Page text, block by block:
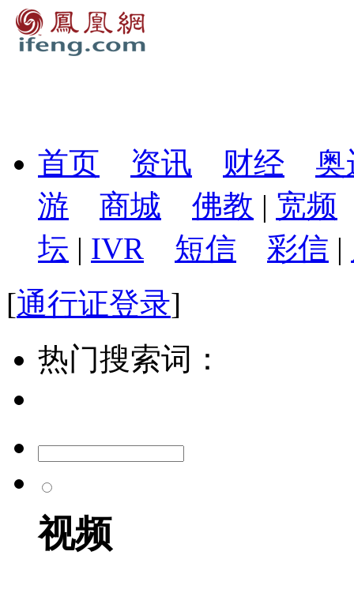
首页 资讯 财经
奥
游
商城 佛教 | 宽频
坛 | IVR 短信 彩信 |
[通行证登录]
热门搜索词：
视频